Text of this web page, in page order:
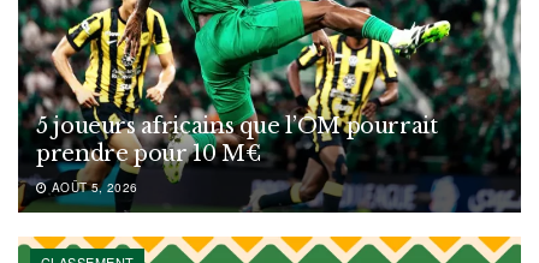
5 joueurs africains que l’OM pourrait
prendre pour 10 M€
AOÛT 5, 2026